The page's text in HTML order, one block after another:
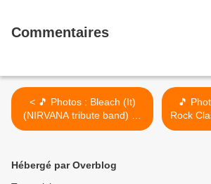
Commentaires
< 🎵 Photos : Bleach (It)
(NIRVANA tribute band) @
Rock Classic - 07/05/2022
🎵
Hébergé par Overblog